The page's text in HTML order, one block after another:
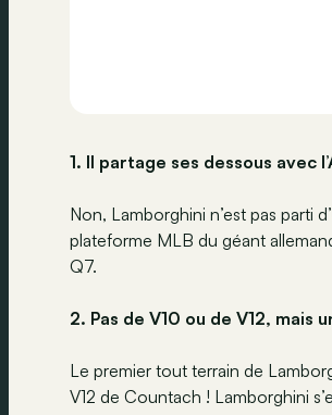
1. Il partage ses dessous avec
Non, Lamborghini n’est pas parti
plateforme MLB du géant
Q7.
2. Pas de V10 ou de V12, mais
Le premier tout terrain de
V12 de Countach ! Lamborghini